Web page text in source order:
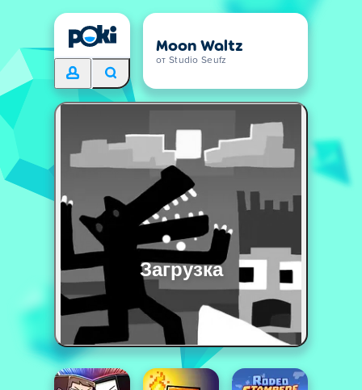
Moon Waltz
от Studio Seufz
Загрузка